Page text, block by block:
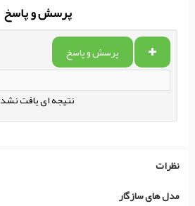
پرسش و پاسخ
پرسش و پاسخ
نتیجه ای یافت نشد
نظرات
مدل های سازگار